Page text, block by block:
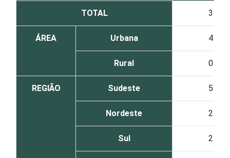
TOTAL 3
ÁREA Urbana 4
Rural 0
REGIÃO Sudeste 5
Nordeste 2
Sul 2